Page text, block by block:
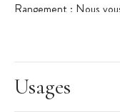
Rangement : Nous
seront maintenus en
Usages